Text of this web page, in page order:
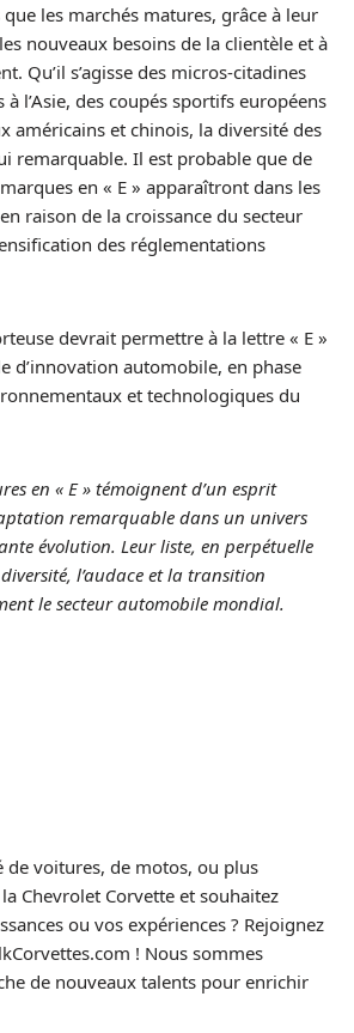
les marchés matures, grâce à leur
nouveaux besoins de la clientèle et à
Qu’il s’agisse des micros-citadines
l’Asie, des coupés sportifs européens
américains et chinois, la diversité des
remarquable. Il est probable que de
en « E » apparaîtront dans les
raison de la croissance du secteur
des réglementations
devrait permettre à la lettre « E »
d’innovation automobile, en phase
et technologiques du
en « E » témoignent d’un esprit
remarquable dans un univers
évolution. Leur liste, en perpétuelle
l’audace et la transition
le secteur automobile mondial.
de voitures, de motos, ou plus
Chevrolet Corvette et souhaitez
ou vos expériences ? Rejoignez
! Nous sommes
de nouveaux talents pour enrichir